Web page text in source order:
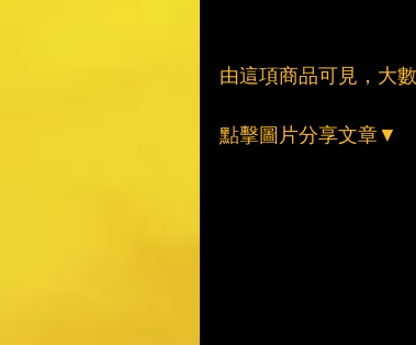
由這項商品可見，大
點擊圖片分享文章▼